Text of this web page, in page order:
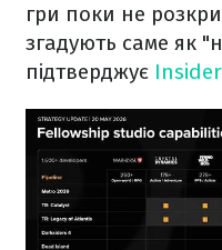
гри поки не
згадують саме як
підтверджує